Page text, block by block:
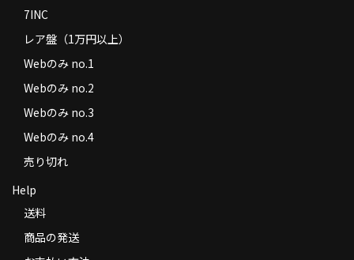
7INC
レア盤（1万円以上）
Webのみ no.1
Webのみ no.2
Webのみ no.3
Webのみ no.4
売り切れ
Help
送料
商品の発送